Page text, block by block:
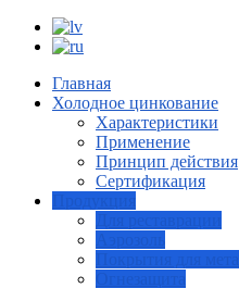
Главная
Холодное цинкование
Характеристики
Применение
Принцип действия
Сертификация